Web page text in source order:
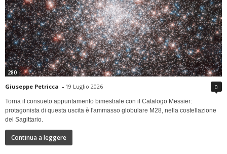
280
Giuseppe Petricca - 19 Luglio 2026 0
Torna il consueto appuntamento bimestrale con il Catalogo Messier:
protagonista di questa uscita è l'ammasso globulare M28, nella costellazione
del Sagittario.
Continua a leggere